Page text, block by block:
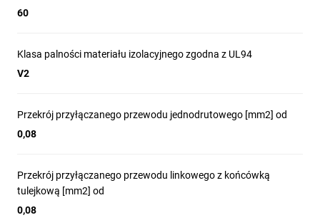
60
Klasa palności materiału izolacyjnego zgodna z UL94
V2
Przekrój przyłączanego przewodu jednodrutowego [mm2] od
0,08
Przekrój przyłączanego przewodu linkowego z końcówką
tulejkową [mm2] od
0,08